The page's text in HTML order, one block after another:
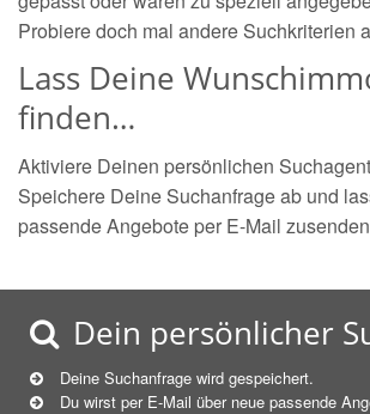
Probiere doch mal andere Suchkriterien
Lass Deine
finden…
Aktiviere Deinen persönlichen
Speichere Deine Suchanfrage ab und
passende Angebote per E-Mail
Dein persönlicher
Deine Suchanfrage wird gespeichert.
Du wirst per E-Mail über neue passende